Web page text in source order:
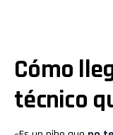
Cómo
técnico